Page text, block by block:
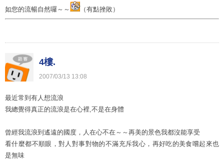
如您的流暢自然囉～～
（有點挫敗）
4樓.
2007/03/13 13:08
最近常到有人想流浪
我總覺得真正的流浪是在心裡,不是在身體
曾經我流浪到遙遠的國度，人在心不在～～再美的景色我都沒能享受
看什麼都不順眼，對人對事對物的不滿充斥我心，再好吃的美食嚐起來也
是無味